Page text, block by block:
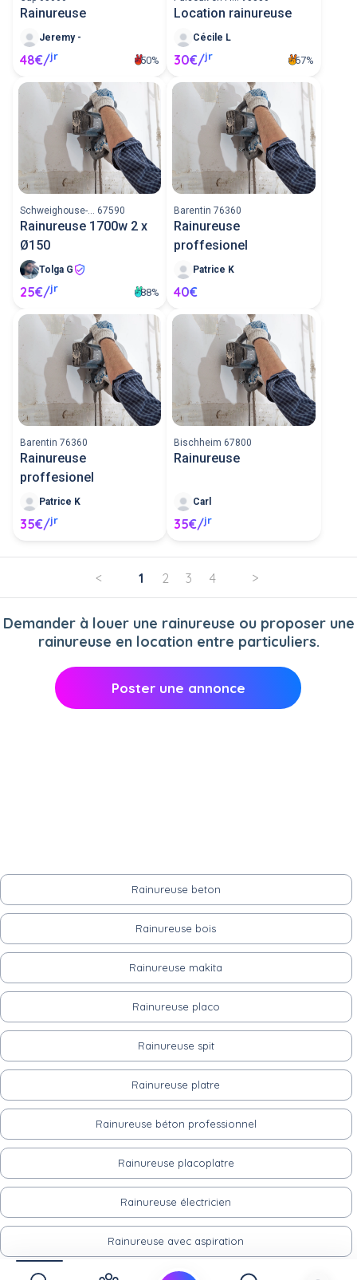
Rainureuse
Jeremy -
48€/jr 50%
Location rainureuse
Cécile L
30€/jr 67%
Schweighouse-... 67590
Rainureuse 1700w 2 x
Ø150
Tolga G
25€/jr 88%
Barentin 76360
Rainureuse
proffesionel
Patrice K
40€
Barentin 76360
Rainureuse
proffesionel
Patrice K
35€/jr
Bischheim 67800
Rainureuse
Carl
35€/jr
< 1 2 3 4 >
Demander à louer une rainureuse ou proposer une
rainureuse en location entre particuliers.
Poster une annonce
Rainureuse beton
Rainureuse bois
Rainureuse makita
Rainureuse placo
Rainureuse spit
Rainureuse platre
Rainureuse béton professionnel
Rainureuse placoplatre
Rainureuse électricien
Rainureuse avec aspiration